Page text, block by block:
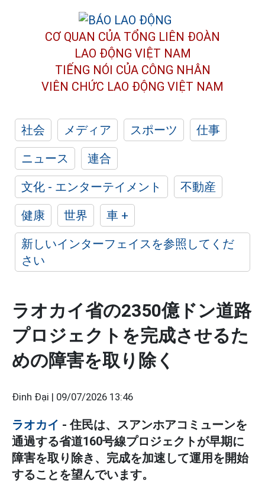
CƠ QUAN CỦA TỔNG LIÊN ĐOÀN
LAO ĐỘNG VIỆT NAM
TIẾNG NÓI CỦA CÔNG NHÂN
VIÊN CHỨC LAO ĐỘNG VIỆT NAM
社会 メディア スポーツ
仕事
ニュース
連合
文化 - エンターテイメント
不動産
健康
世界
車 +
新しいインターフェイスを参照してくだ
さい
ラオカイ省の2350億ドン道路
プロジェクトを完成させるた
めの障害を取り除く
Đinh Đại | 09/07/2026 13:46
ラオカイ - 住民は、スアンホアコミューンを
通過する省道160号線プロジェクトが早期に
障害を取り除き、完成を加速して運用を開始
することを望んでいます。